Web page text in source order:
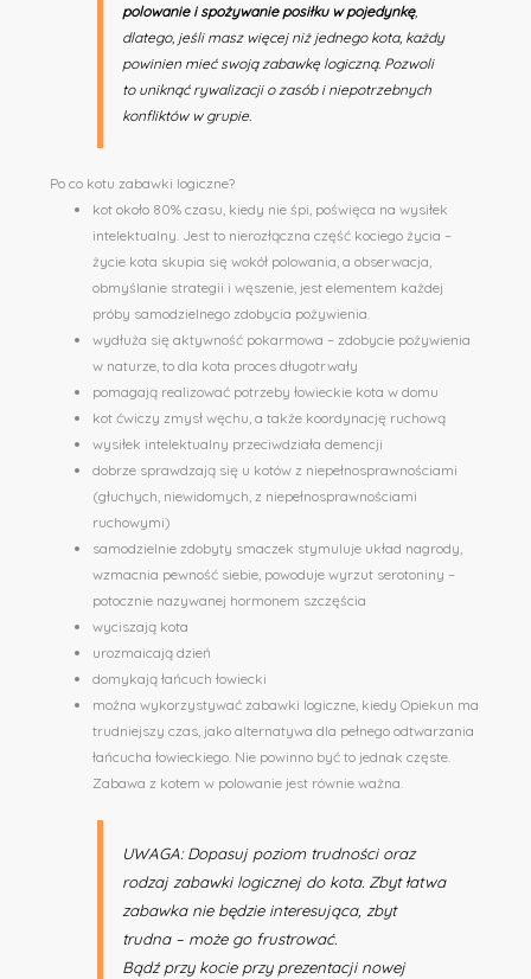
polowanie i spożywanie posiłku w pojedynkę,
dlatego, jeśli masz więcej niż jednego kota, każdy
powinien mieć swoją zabawkę logiczną. Pozwoli
to uniknąć rywalizacji o zasób i niepotrzebnych
konfliktów w grupie.
Po co kotu zabawki logiczne?
kot około 80% czasu, kiedy nie śpi, poświęca na wysiłek
intelektualny. Jest to nierozłączna część kociego życia –
życie kota skupia się wokół polowania, a obserwacja,
obmyślanie strategii i węszenie, jest elementem każdej
próby samodzielnego zdobycia pożywienia.
wydłuża się aktywność pokarmowa – zdobycie pożywienia
w naturze, to dla kota proces długotrwały
pomagają realizować potrzeby łowieckie kota w domu
kot ćwiczy zmysł węchu, a także koordynację ruchową
wysiłek intelektualny przeciwdziała demencji
dobrze sprawdzają się u kotów z niepełnosprawnościami
(głuchych, niewidomych, z niepełnosprawnościami
ruchowymi)
samodzielnie zdobyty smaczek stymuluje układ nagrody,
wzmacnia pewność siebie, powoduje wyrzut serotoniny –
potocznie nazywanej hormonem szczęścia
wyciszają kota
urozmaicają dzień
domykają łańcuch łowiecki
można wykorzystywać zabawki logiczne, kiedy Opiekun ma
trudniejszy czas, jako alternatywa dla pełnego odtwarzania
łańcucha łowieckiego. Nie powinno być to jednak częste.
Zabawa z kotem w polowanie jest równie ważna.
UWAGA: Dopasuj poziom trudności oraz
rodzaj zabawki logicznej do kota. Zbyt łatwa
zabawka nie będzie interesująca, zbyt
trudna – może go frustrować.
Bądź przy kocie przy prezentacji nowej